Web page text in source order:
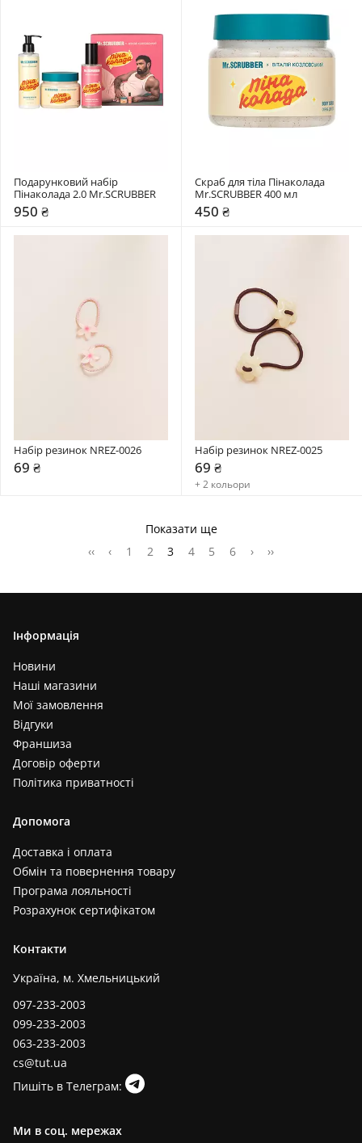
Подарунковий набір
Пінаколада 2.0 Mr.SCRUBBER
950 ₴
Скраб для тіла Пінаколада
Mr.SCRUBBER 400 мл
450 ₴
Набір резинок NREZ-0026
69 ₴
Набір резинок NREZ-0025
69 ₴
+ 2 кольори
Показати ще
‹‹
‹ 1 2 3 4 5 6 › ››
Інформація
Новини
Наші магазини
Мої замовлення
Відгуки
Франшиза
Договір оферти
Політика приватності
Допомога
Доставка і оплата
Обмін та повернення товару
Програма лояльності
Розрахунок сертифікатом
Контакти
Україна, м. Хмельницький
097-233-2003
099-233-2003
063-233-2003
cs@tut.ua
Пишіть в Телеграм:
Ми в соц. мережах